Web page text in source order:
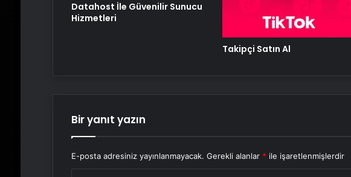
Datahost İle Güvenilir Sunucu
Hizmetleri
Takipçi Satın Al
Bir yanıt yazın
E-posta adresiniz yayınlanmayacak. Gerekli alanlar * ile işaretlenmişlerdir